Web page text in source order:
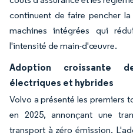
continuent de faire pencher
machines intégrées qui
l'intensité de main-d'œuvre.
Adoption croissante
électriques et hybrides
Volvo a présenté les premiers
en 2025, annonçant une
transport à zéro émission.